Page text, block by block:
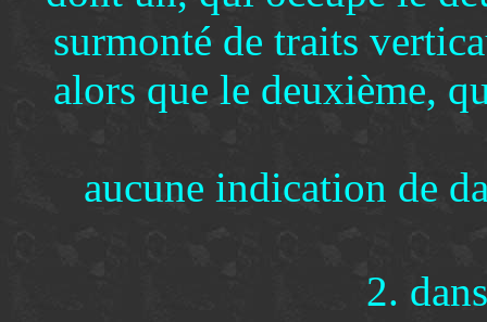
surmonté de traits
alors que le deuxième,
aucune indication de
2.